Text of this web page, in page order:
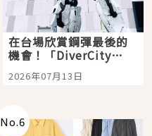
在台場欣賞鋼彈最後的
機會！「DiverCity
Tokyo Plaza」搭船、
購物、美食及夜景，一
2026年07月13日
No.6